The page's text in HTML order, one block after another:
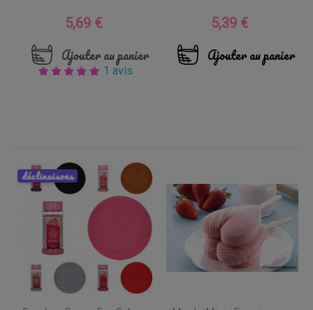
Prix
5,69 €
Ajouter au panier
1 avis
Prix
5,39 €
Ajouter au panier
déclinaisons